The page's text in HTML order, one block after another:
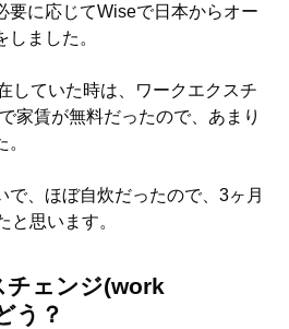
要に応じてWiseで日本からオー
ました。
していた時は、ワークエクスチ
家賃が無料だったので、あまり
で、ほぼ自炊だったので、3ヶ月
と思います。
チェンジ(work
う？